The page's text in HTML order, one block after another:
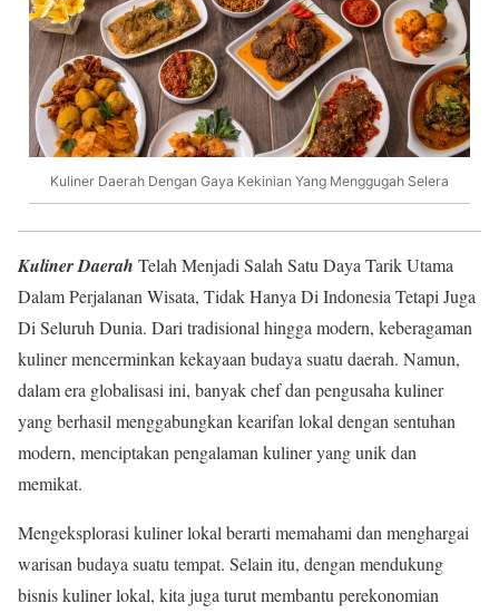
Kuliner Daerah Dengan Gaya Kekinian Yang Menggugah Selera
Kuliner Daerah Telah Menjadi Salah Satu Daya Tarik Utama
Dalam Perjalanan Wisata, Tidak Hanya Di Indonesia Tetapi Juga
Di Seluruh Dunia. Dari tradisional hingga modern, keberagaman
kuliner mencerminkan kekayaan budaya suatu daerah. Namun,
dalam era globalisasi ini, banyak chef dan pengusaha kuliner
yang berhasil menggabungkan kearifan lokal dengan sentuhan
modern, menciptakan pengalaman kuliner yang unik dan
memikat.
Mengeksplorasi kuliner lokal berarti memahami dan menghargai
warisan budaya suatu tempat. Selain itu, dengan mendukung
bisnis kuliner lokal, kita juga turut membantu perekonomian